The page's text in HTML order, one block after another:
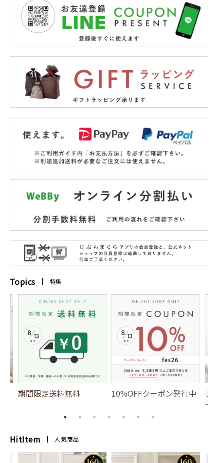
Topics 特集
期間限定送料無料 10%OFFクーポン発行中
じ
ー
HitItem 人気商品